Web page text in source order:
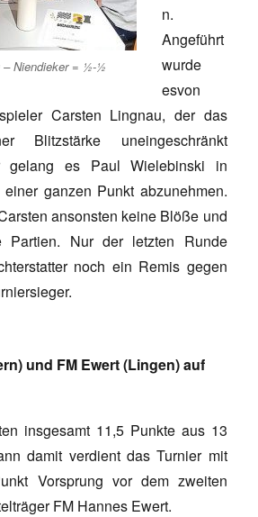
– Niendieker = ½-½
n.
Angeführt
wurde
esvon
Carsten Lingnau, der das
Blitzstärke uneingeschränkt
gelang es Paul Wielebinski in
ganzen Punkt abzunehmen.
ansonsten keine Blöße und
Partien. Nur der letzten Runde
noch ein Remis gegen
und FM Ewert (Lingen) auf
insgesamt 11,5 Punkte aus 13
damit verdient das Turnier mit
Vorsprung vor dem zweiten
FM Hannes Ewert.